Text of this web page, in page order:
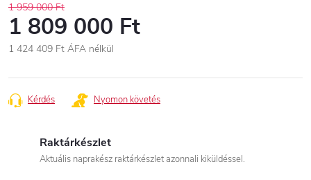
1 959 000 Ft
1 809 000 Ft
1 424 409 Ft ÁFA nélkül
Kérdés Nyomon követés
Raktárkészlet
Aktuális naprakész raktárkészlet azonnali kiküldéssel.